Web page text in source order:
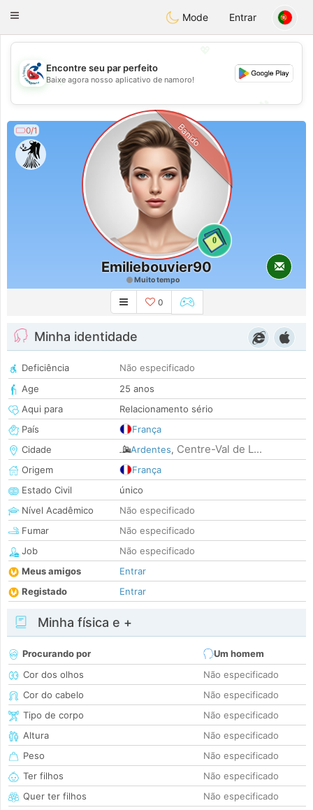
Handi Space
Toggle
Mode Entrar
💖
💕
💕
Encontre seu par perfeito
Baixe agora nosso aplicativo de namoro!
0/1
0
Banido
Emiliebouvier90
Muito tempo
0
Minha identidade
Deficiência
Não especificado
Age
25 anos
Aqui para
Relacionamento sério
País
França
Cidade
Ardentes, Centre-Val de L...
Origem
França
Estado Civil
único
Nível Acadêmico
Não especificado
Fumar
Não especificado
Job
Não especificado
Meus amigos
Entrar
Registado
Entrar
Minha física e +
Procurando por
Um homem
Cor dos olhos
Não especificado
Cor do cabelo
Não especificado
Tipo de corpo
Não especificado
Altura
Não especificado
Peso
Não especificado
Ter filhos
Não especificado
Quer ter filhos
Não especificado